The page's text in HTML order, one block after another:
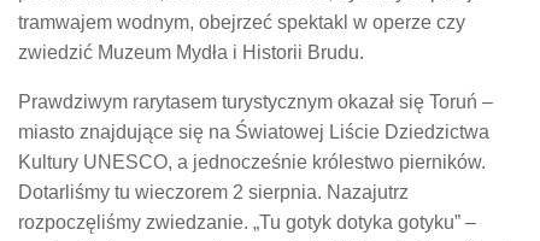
tramwajem wodnym, obejrzeć spektakl w operze czy
zwiedzić Muzeum Mydła i Historii Brudu.
Prawdziwym rarytasem turystycznym okazał się Toruń –
miasto znajdujące się na Światowej Liście Dziedzictwa
Kultury UNESCO, a jednocześnie królestwo pierników.
Dotarliśmy tu wieczorem 2 sierpnia. Nazajutrz
rozpoczęliśmy zwiedzanie. „Tu gotyk dotyka gotyku” –